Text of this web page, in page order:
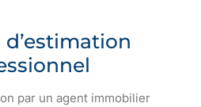
par un agent immobilier